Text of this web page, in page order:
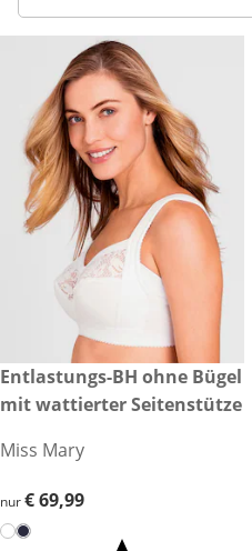
€ 69,99
Entlastungs-BH ohne Bügel
mit wattierter Seitenstütze
Miss Mary
€ 69,99
nur€ 69,99